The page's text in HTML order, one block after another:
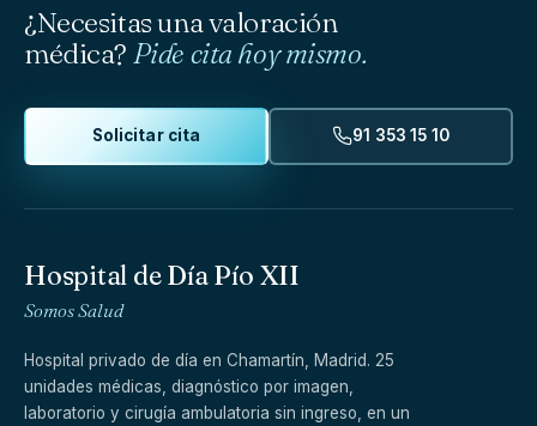
¿Necesitas una valoración
médica? Pide cita hoy mismo.
Solicitar cita 91 353 15 10
Hospital de Día Pío XII
Somos Salud
Hospital privado de día en Chamartín, Madrid. 25
unidades médicas, diagnóstico por imagen,
laboratorio y cirugía ambulatoria sin ingreso, en un